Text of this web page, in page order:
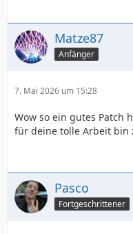
Matze87
Anfänger
7. Mai 2026 um 15:28
Wow so ein gutes Patch
für deine tolle Arbeit bin
Pasco
Fortgeschrittener